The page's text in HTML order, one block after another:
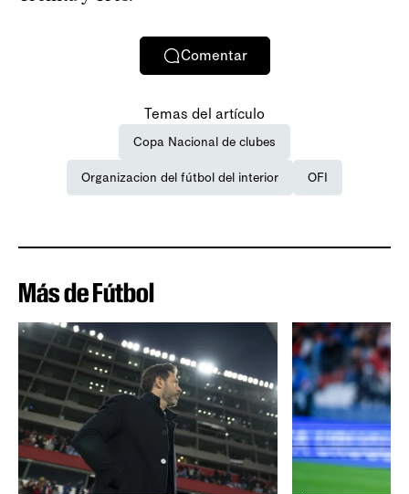
Comentar
Temas del artículo
Copa Nacional de clubes
Organizacion del fútbol del interior OFI
Más de Fútbol